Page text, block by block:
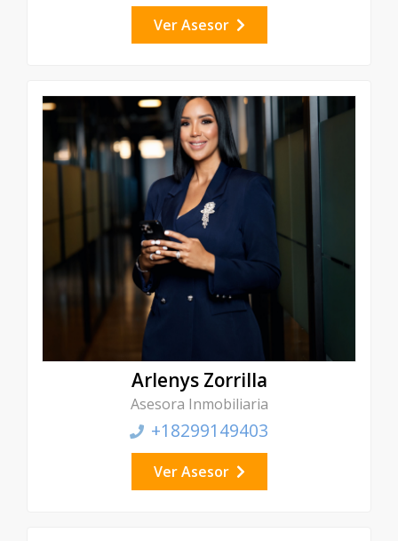
Ver Asesor
Arlenys Zorrilla
Asesora Inmobiliaria
+18299149403
Ver Asesor